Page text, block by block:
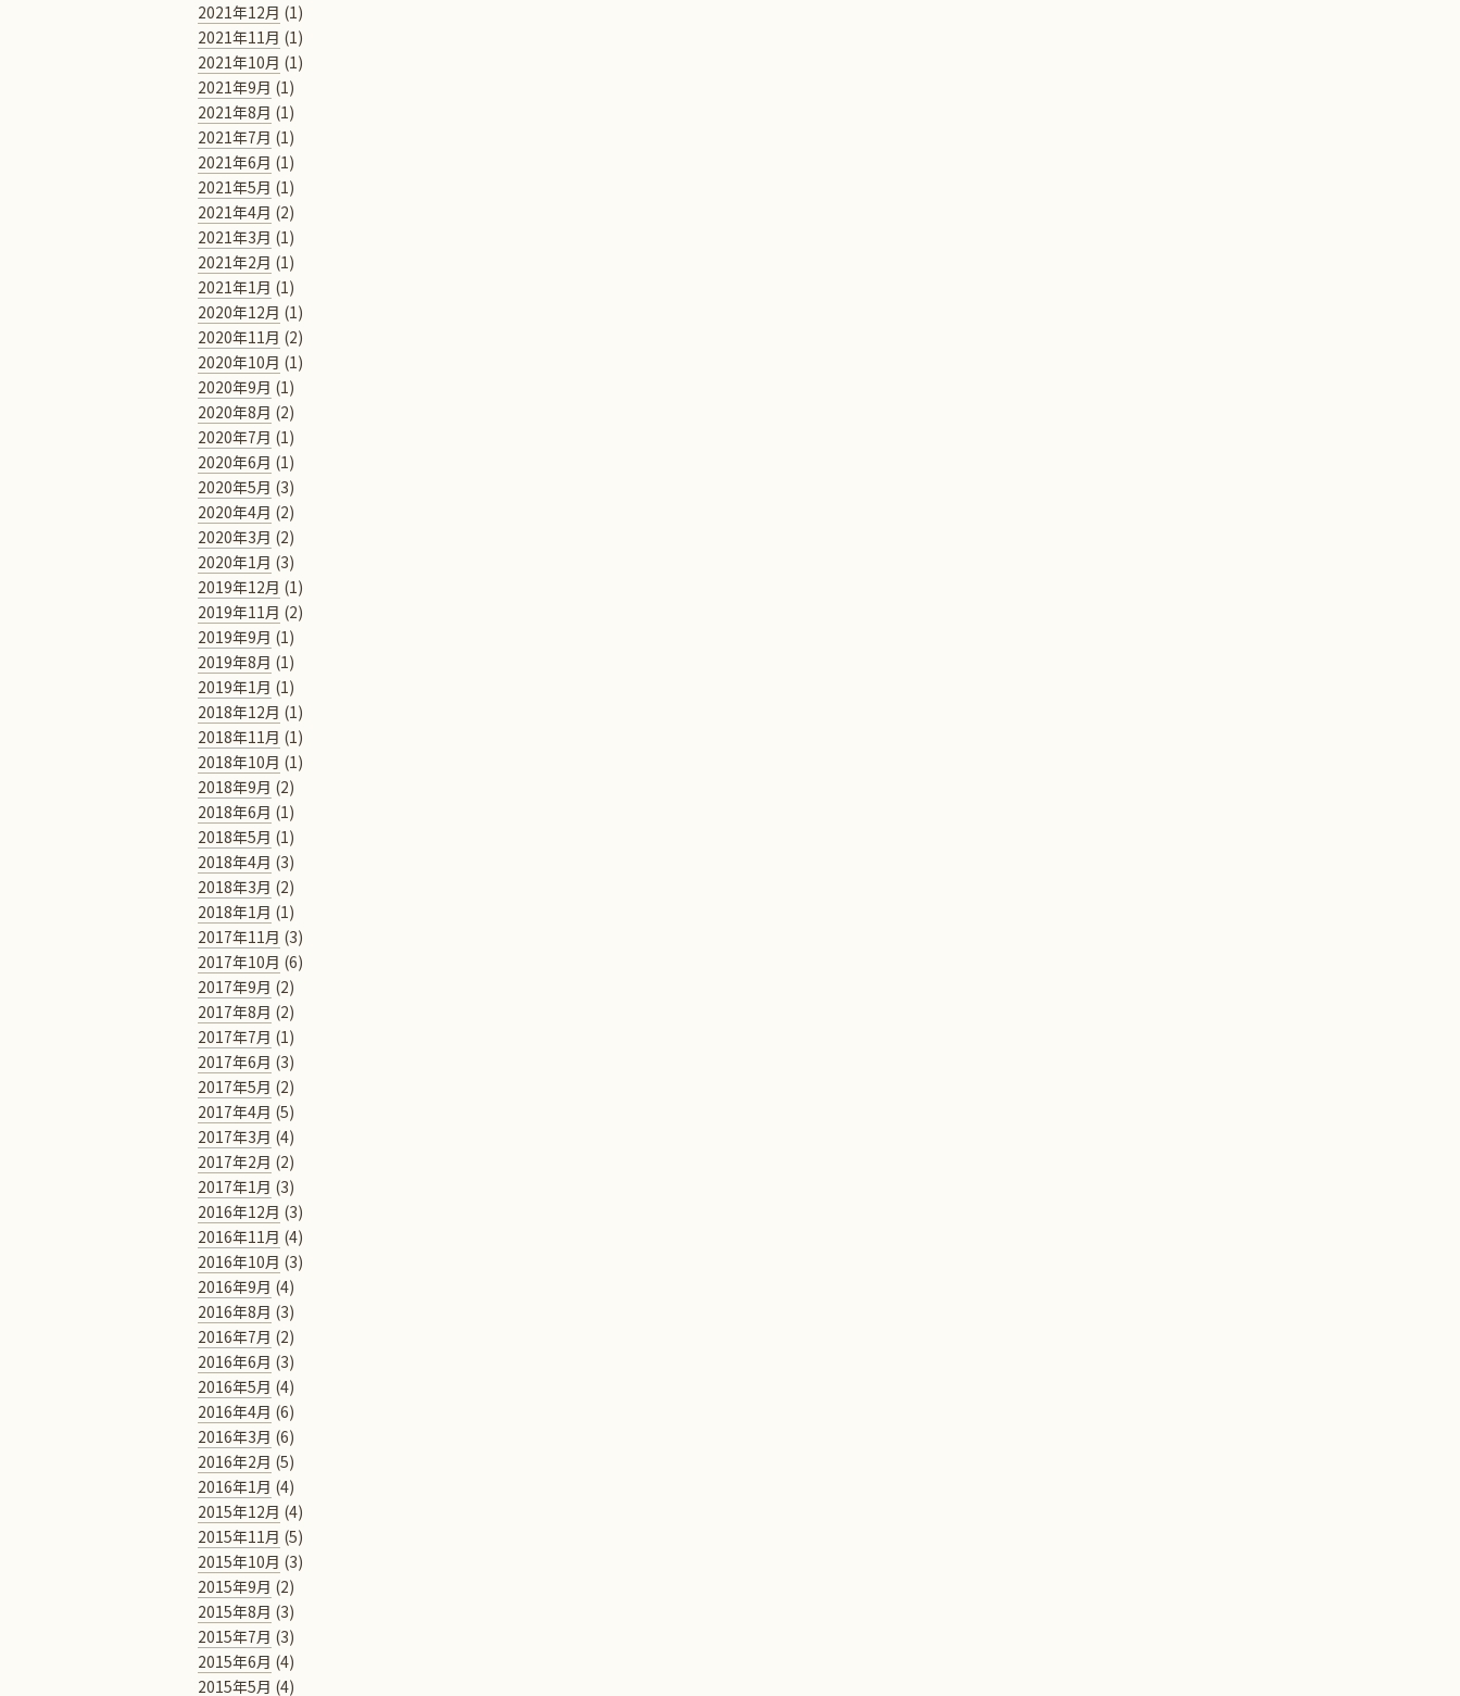
2021年12月 (1)
2021年11月 (1)
2021年10月 (1)
2021年9月 (1)
2021年8月 (1)
2021年7月 (1)
2021年6月 (1)
2021年5月 (1)
2021年4月 (2)
2021年3月 (1)
2021年2月 (1)
2021年1月 (1)
2020年12月 (1)
2020年11月 (2)
2020年10月 (1)
2020年9月 (1)
2020年8月 (2)
2020年7月 (1)
2020年6月 (1)
2020年5月 (3)
2020年4月 (2)
2020年3月 (2)
2020年1月 (3)
2019年12月 (1)
2019年11月 (2)
2019年9月 (1)
2019年8月 (1)
2019年1月 (1)
2018年12月 (1)
2018年11月 (1)
2018年10月 (1)
2018年9月 (2)
2018年6月 (1)
2018年5月 (1)
2018年4月 (3)
2018年3月 (2)
2018年1月 (1)
2017年11月 (3)
2017年10月 (6)
2017年9月 (2)
2017年8月 (2)
2017年7月 (1)
2017年6月 (3)
2017年5月 (2)
2017年4月 (5)
2017年3月 (4)
2017年2月 (2)
2017年1月 (3)
2016年12月 (3)
2016年11月 (4)
2016年10月 (3)
2016年9月 (4)
2016年8月 (3)
2016年7月 (2)
2016年6月 (3)
2016年5月 (4)
2016年4月 (6)
2016年3月 (6)
2016年2月 (5)
2016年1月 (4)
2015年12月 (4)
2015年11月 (5)
2015年10月 (3)
2015年9月 (2)
2015年8月 (3)
2015年7月 (3)
2015年6月 (4)
2015年5月 (4)